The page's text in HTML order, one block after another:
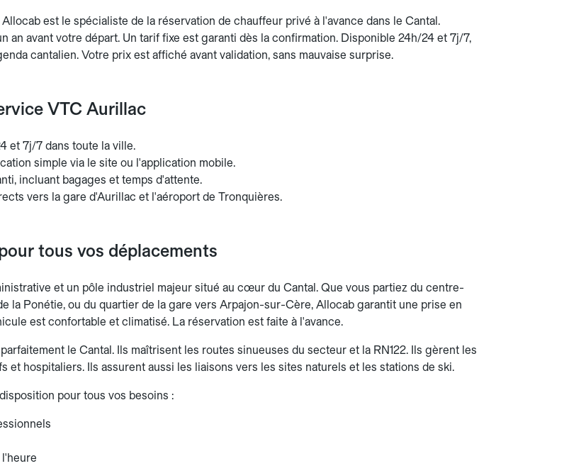
est le spécialiste de la réservation de chauffeur privé à l'avance dans le Cantal.
an avant votre départ. Un tarif fixe est garanti dès la confirmation. Disponible 24h/24 et 7j/7,
cantalien. Votre prix est affiché avant validation, sans mauvaise surprise.
VTC Aurillac
et 7j/7 dans toute la ville.
simple via le site ou l'application mobile.
incluant bagages et temps d'attente.
vers la gare d'Aurillac et l'aéroport de Tronquières.
tous vos déplacements
et un pôle industriel majeur situé au cœur du Cantal. Que vous partiez du centre-
la Ponétie, ou du quartier de la gare vers Arpajon-sur-Cère, Allocab garantit une prise en
est confortable et climatisé. La réservation est faite à l'avance.
le Cantal. Ils maîtrisent les routes sinueuses du secteur et la RN122. Ils gèrent les
et hospitaliers. Ils assurent aussi les liaisons vers les sites naturels et les stations de ski.
pour tous vos besoins :